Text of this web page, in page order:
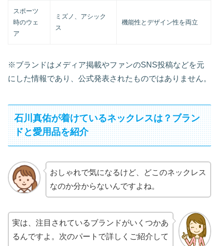
スポーツ
時のウェ
ア
ミズノ、アシック
ス
機能性とデザイン性を両立
※ブランドはメディア掲載やファンのSNS投稿などを元
にした情報であり、公式発表されたものではありません。
石川真佑が着けているネックレスは？ブラン
ドと愛用品を紹介
おしゃれで気になるけど、どこのネックレス
なのか分からないんですよね。
実は、注目されているブランドがいくつかあ
るんですよ。次のパートで詳しくご紹介して